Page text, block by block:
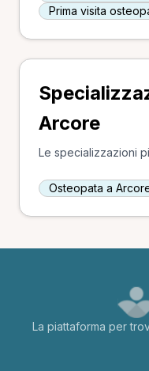
Prima visita
Arcore
Le specializzazioni
Osteopata a
La piattaforma per